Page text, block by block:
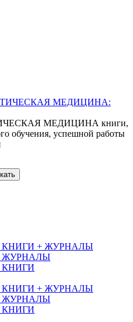
МЕДИЦИНА книги,
обучения, успешной работы
КНИГИ + ЖУРНАЛЫ
ЖУРНАЛЫ
КНИГИ
КНИГИ + ЖУРНАЛЫ
ЖУРНАЛЫ
КНИГИ